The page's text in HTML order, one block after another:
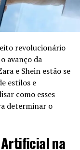
das peças, elas
em
online traz
não precisa
revolucionário
avanço da
e Shein estão se
estilos e
como esses
determinar o
na